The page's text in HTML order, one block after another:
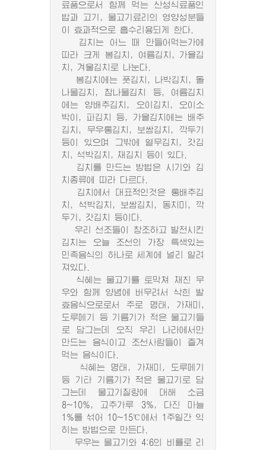
료품으로서 함께 먹는 산성식료품인
밥과 고기, 물고기료리의 영양성분들
이 효과적으로 흡수리용되게 한다.
김치는 어느 때 만들어먹는가에
따라 크게 봄김치, 여름김치, 가을김
치, 겨울김치로 나눈다.
봄김치에는 풋김치, 나박김치, 돌
나물김치, 참나물김치 등, 여름김치
에는 양배추김치, 오이김치, 오이소
박이, 파김치 등, 가을김치에는 배추
김치, 무우통김치, 보쌈김치, 깍두기
등이 있으며 그밖에 열무김치, 갓김
치, 석박김치, 채김치 등이 있다.
김치를 만드는 방법은 시기와 김
치종류에 따라 다르다.
김치에서 대표적인것은 통배추김
치, 석박김치, 보쌈김치, 동치미, 깍
두기, 갓김치 등이다.
우리 선조들이 창조하고 발전시킨
김치는 오늘 조선의 가장 특색있는
민족음식의 하나로 세계에 널리 알려
져있다.
식혜는 물고기를 토막쳐 채친 무
우와 함께 양념에 버무려서 삭힌 발
효음식으로로서 주로 명태, 가재미,
도루메기 등 기름기가 적은 물고기들
로 담그는데 오직 우리 나라에서만
만드는 음식이고 조선사람들이 즐겨
먹는 음식이다.
식혜는 명태, 가재미, 도루메기
등 기타 기름기가 적은 물고기로 담
그는데 물고기질량에 대해 소금
8~10%, 고추가루 3%, 다진 마늘
1%를 섞어 10~15℃에서 1주일간 익
히는 방법으로 만든다.
무우는 물고기와 4:6의 비률로 리